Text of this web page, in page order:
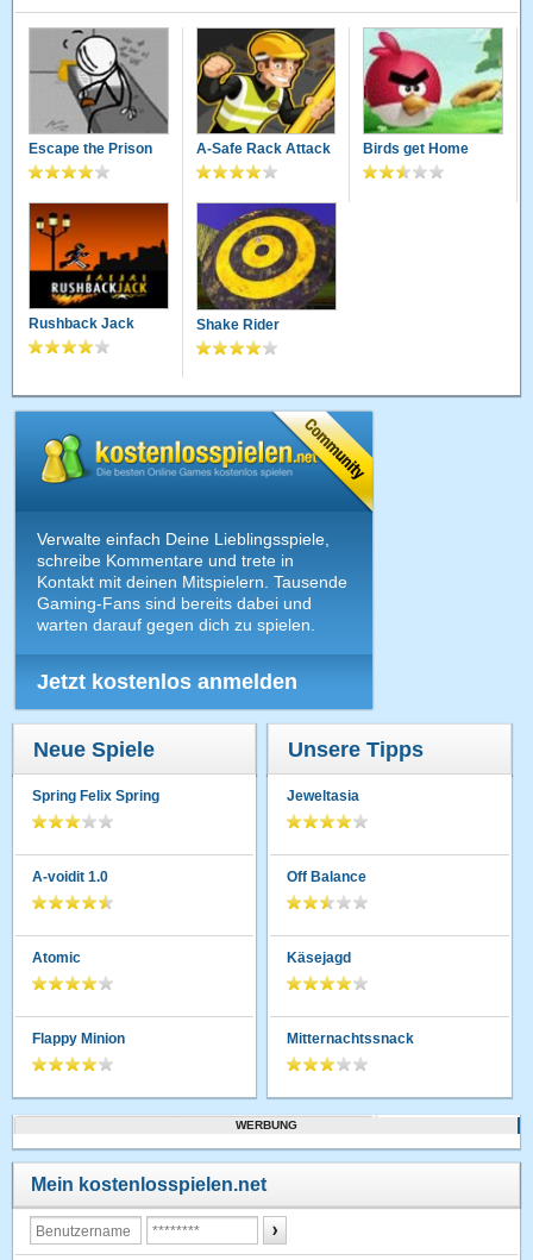
Escape the Prison A-Safe Rack Attack Birds get Home
Rushback Jack Shake Rider
Verwalte einfach Deine Lieblingsspiele,
schreibe Kommentare und trete in
Kontakt mit deinen Mitspielern. Tausende
Gaming-Fans sind bereits dabei und
warten darauf gegen dich zu spielen.
Jetzt kostenlos anmelden
Neue Spiele
Spring Felix Spring
A-voidit 1.0
Atomic
Flappy Minion
Unsere Tipps
Jeweltasia
Off Balance
Käsejagd
Mitternachtssnack
WERBUNG
Mein kostenlosspielen.net